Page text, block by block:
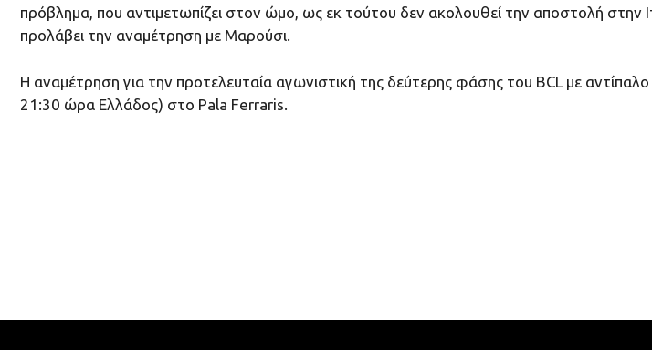
πρόβλημα, που αντιμετωπίζει στον ώμο, ως εκ τούτου δεν ακολουθεί την αποστολή
προλάβει την αναμέτρηση με Μαρούσι.
H αναμέτρηση για την προτελευταία αγωνιστική της δεύτερης φάσης του BCL με
21:30 ώρα Ελλάδος) στο Pala Ferraris.